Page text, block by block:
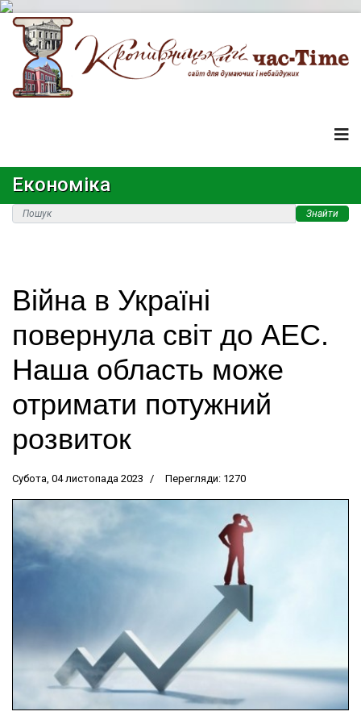
Економіка
Знайти
Війна в Україні
повернула світ до АЕС.
Наша область може
отримати потужний
розвиток
Субота, 04 листопада 2023 Перегляди: 1270